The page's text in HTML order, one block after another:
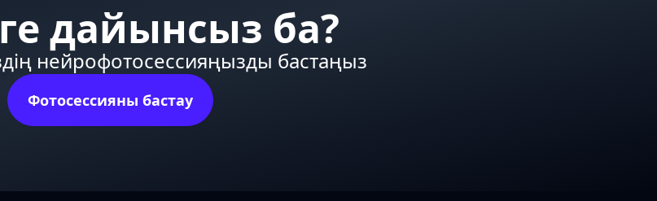
дайынсыз ба?
нейрофотосессияңызды бастаңыз
Фотосессияны бастау